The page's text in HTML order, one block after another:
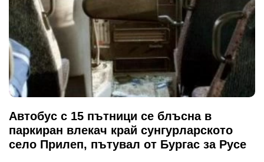
Автобус с 15 пътници се блъсна в
паркиран влекач край сунгурларското
село Прилеп, пътувал от Бургас за Русе